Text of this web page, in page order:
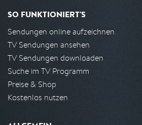
SO FUNKTIONIERT'S
Sendungen online aufzeichnen
TV Sendungen ansehen
TV Sendungen downloaden
Suche im TV Programm
Preise & Shop
Kostenlos nutzen